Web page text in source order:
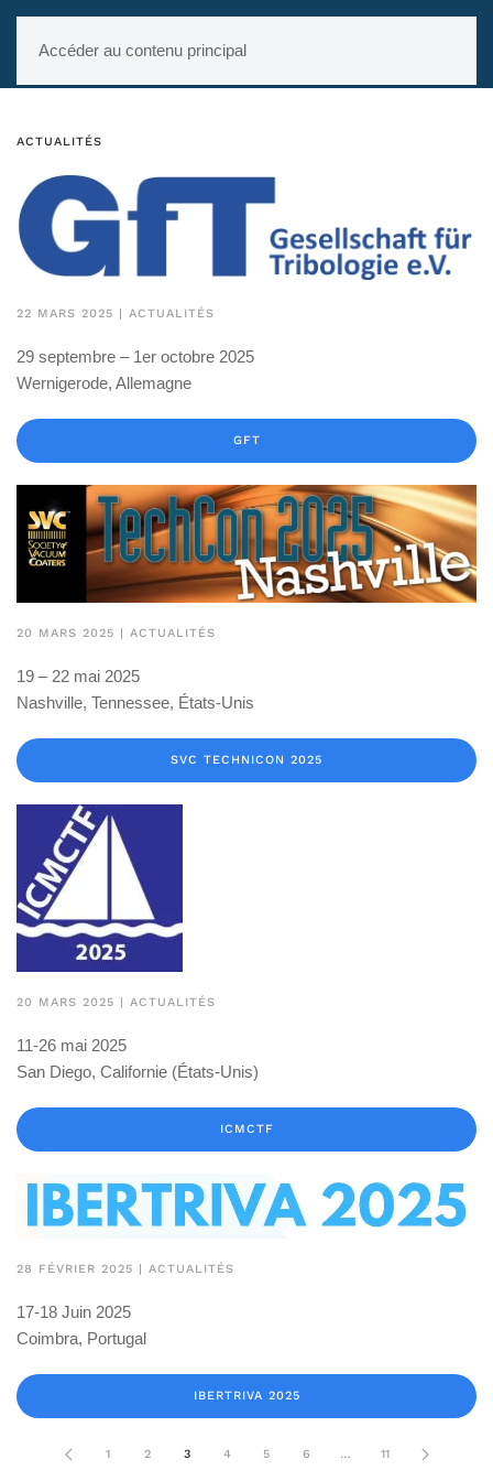
Accéder au contenu principal
ACTUALITÉS
22 MARS 2025 | ACTUALITÉS
29 septembre – 1er octobre 2025
Wernigerode, Allemagne
GFT
20 MARS 2025 | ACTUALITÉS
19 – 22 mai 2025
Nashville, Tennessee, États-Unis
SVC TECHNICON 2025
20 MARS 2025 | ACTUALITÉS
11-26 mai 2025
San Diego, Californie (États-Unis)
ICMCTF
28 FÉVRIER 2025 | ACTUALITÉS
17-18 Juin 2025
Coimbra, Portugal
IBERTRIVA 2025
1 2 3 4 5 6 … 11